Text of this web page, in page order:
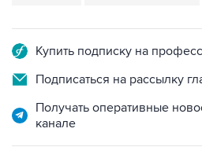
Купить подписку на
Подписаться на рассылку
Получать оперативные
канале